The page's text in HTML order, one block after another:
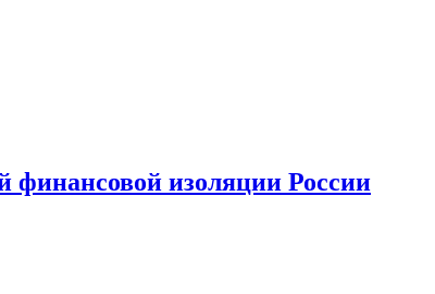
финансовой изоляции России